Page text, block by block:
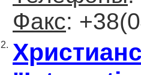
Факс:
2.